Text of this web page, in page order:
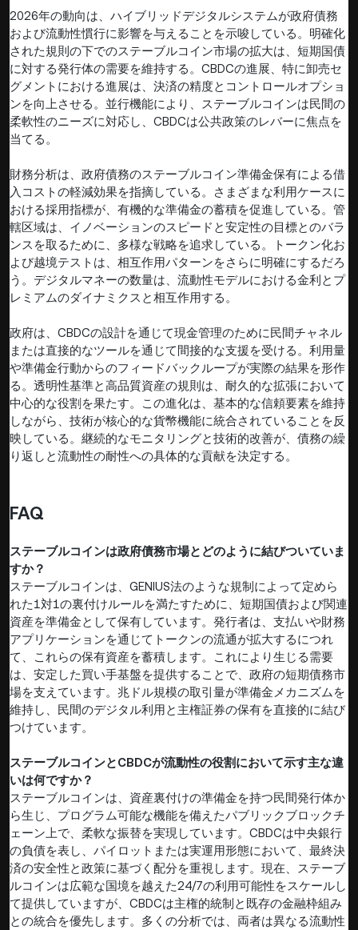
2026年の動向は、ハイブリッドデジタルシステムが政府債務
および流動性慣行に影響を与えることを示唆している。明確化
された規則の下でのステーブルコイン市場の拡大は、短期国債
に対する発行体の需要を維持する。CBDCの進展、特に卸売セ
グメントにおける進展は、決済の精度とコントロールオプショ
ンを向上させる。並行機能により、ステーブルコインは民間の
柔軟性のニーズに対応し、CBDCは公共政策のレバーに焦点を
当てる。
財務分析は、政府債務のステーブルコイン準備金保有による借
入コストの軽減効果を指摘している。さまざまな利用ケースに
おける採用指標が、有機的な準備金の蓄積を促進している。管
轄区域は、イノベーションのスピードと安定性の目標とのバラ
ンスを取るために、多様な戦略を追求している。トークン化お
よび越境テストは、相互作用パターンをさらに明確にするだろ
う。デジタルマネーの数量は、流動性モデルにおける金利とプ
レミアムのダイナミクスと相互作用する。
政府は、CBDCの設計を通じて現金管理のために民間チャネル
または直接的なツールを通じて間接的な支援を受ける。利用量
や準備金行動からのフィードバックループが実際の結果を形作
る。透明性基準と高品質資産の規則は、耐久的な拡張において
中心的な役割を果たす。この進化は、基本的な信頼要素を維持
しながら、技術が核心的な貨幣機能に統合されていることを反
映している。継続的なモニタリングと技術的改善が、債務の繰
り返しと流動性の耐性への具体的な貢献を決定する。
FAQ
ステーブルコインは政府債務市場とどのように結びついていま
すか？
ステーブルコインは、GENIUS法のような規制によって定めら
れた1対1の裏付けルールを満たすために、短期国債および関連
資産を準備金として保有しています。発行者は、支払いや財務
アプリケーションを通じてトークンの流通が拡大するにつれ
て、これらの保有資産を蓄積します。これにより生じる需要
は、安定した買い手基盤を提供することで、政府の短期債務市
場を支えています。兆ドル規模の取引量が準備金メカニズムを
維持し、民間のデジタル利用と主権証券の保有を直接的に結び
つけています。
ステーブルコインとCBDCが流動性の役割において示す主な違
いは何ですか？
ステーブルコインは、資産裏付けの準備金を持つ民間発行体か
ら生じ、プログラム可能な機能を備えたパブリックブロックチ
ェーン上で、柔軟な振替を実現しています。CBDCは中央銀行
の負債を表し、パイロットまたは実運用形態において、最終決
済の安全性と政策に基づく配分を重視します。現在、ステーブ
ルコインは広範な国境を越えた24/7の利用可能性をスケールし
て提供していますが、CBDCは主権的統制と既存の金融枠組み
との統合を優先します。多くの分析では、両者は異なる流動性